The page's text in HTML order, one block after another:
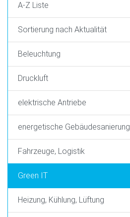
A-Z Liste
Sortierung nach Aktualität
Beleuchtung
Druckluft
elektrische Antriebe
energetische Gebäudesanierung
Fahrzeuge, Logistik
Green IT
Heizung, Kühlung, Lüftung